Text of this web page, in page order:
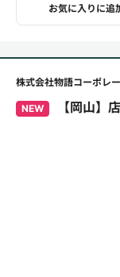
お気に入りに追
株式会社物語コーポレ
NEW 【岡山】